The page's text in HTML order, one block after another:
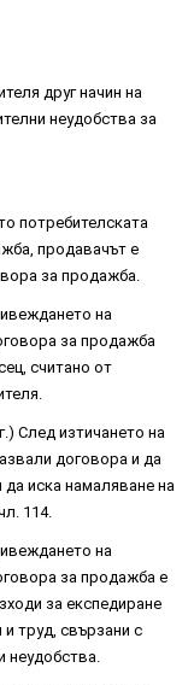
друг начин на
неудобства за
потребителската
продавачът е
за продажба.
на
за продажба
считано от
След изтичането на
договора и да
да иска намаляване на
114.
на
за продажба е
за експедиране
труд, свързани с
неудобства.